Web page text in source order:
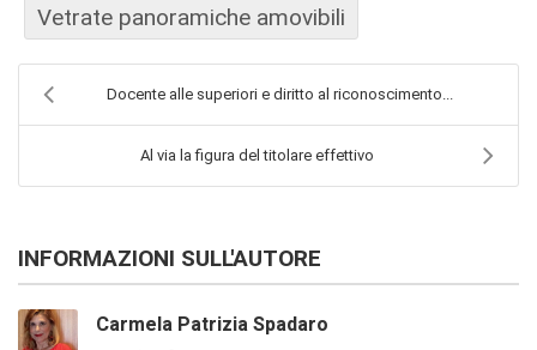
Vetrate panoramiche amovibili
Docente alle superiori e diritto al riconoscimento...
Al via la figura del titolare effettivo
INFORMAZIONI SULL'AUTORE
Carmela Patrizia Spadaro